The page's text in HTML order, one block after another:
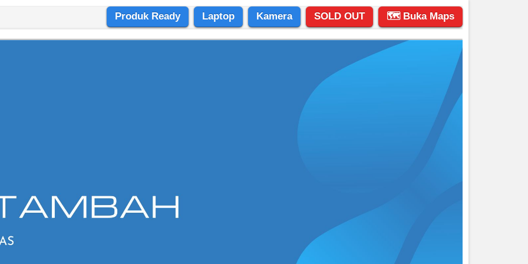
Produk Ready Laptop Kamera SOLD OUT 🗺 Buka Maps